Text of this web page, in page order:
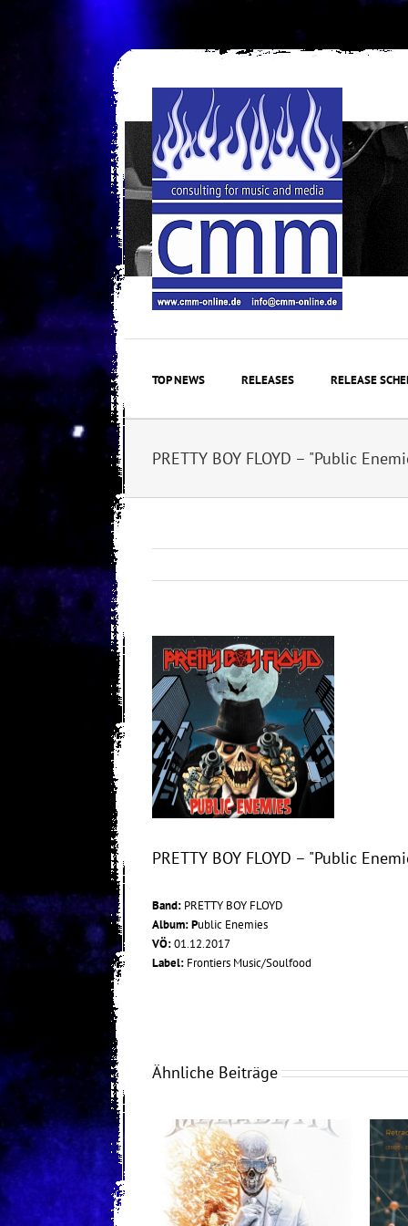
TOP NEWS RELEASES RELEASE
PRETTY BOY FLOYD – "Public
View
Larger
Image
PRETTY BOY FLOYD – "Public
Band: PRETTY BOY FLOYD
Album: Public Enemies
VÖ:01.12.2017
Label: Frontiers Music/Soulfood
Ähnliche Beiträge